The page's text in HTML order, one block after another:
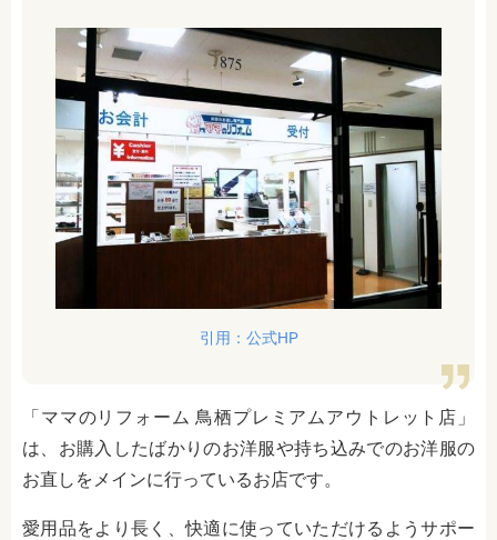
引用：公式HP
「ママのリフォーム 鳥栖プレミアムアウトレット店」
は、お購入したばかりのお洋服や持ち込みでのお洋服の
お直しをメインに行っているお店です。
愛用品をより長く、快適に使っていただけるようサポー